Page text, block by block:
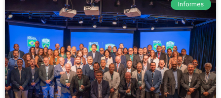
Informes